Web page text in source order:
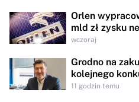
Orlen
mld zł zysku
wczoraj
Grodno na
kolejnego
11 godzin temu